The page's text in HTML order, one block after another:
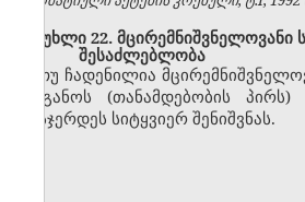
მუხლი 22. მცირემნიშვნელოვანი
შესაძლებლობა
თუ ჩადენილია
ორგანოს (თანამდებობის
დასჯერდეს სიტყვიერ შენიშვნას.